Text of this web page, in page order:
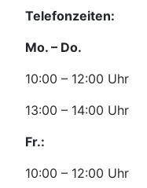
Telefonzeiten:
Mo. – Do.
10:00 – 12:00 Uhr
13:00 – 14:00 Uhr
Fr.:
10:00 – 12:00 Uhr